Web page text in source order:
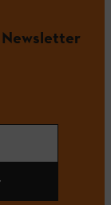
Newsletter